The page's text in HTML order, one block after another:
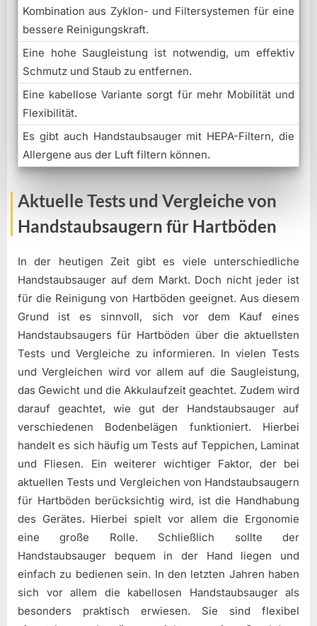
Kombination aus Zyklon- und Filtersystemen für eine
bessere Reinigungskraft.
Eine hohe Saugleistung ist notwendig, um effektiv
Schmutz und Staub zu entfernen.
Eine kabellose Variante sorgt für mehr Mobilität und
Flexibilität.
Es gibt auch Handstaubsauger mit HEPA-Filtern, die
Allergene aus der Luft filtern können.
Aktuelle Tests und Vergleiche von
Handstaubsaugern für Hartböden
In der heutigen Zeit gibt es viele unterschiedliche
Handstaubsauger auf dem Markt. Doch nicht jeder ist
für die Reinigung von Hartböden geeignet. Aus diesem
Grund ist es sinnvoll, sich vor dem Kauf eines
Handstaubsaugers für Hartböden über die aktuellsten
Tests und Vergleiche zu informieren. In vielen Tests
und Vergleichen wird vor allem auf die Saugleistung,
das Gewicht und die Akkulaufzeit geachtet. Zudem wird
darauf geachtet, wie gut der Handstaubsauger auf
verschiedenen Bodenbelägen funktioniert. Hierbei
handelt es sich häufig um Tests auf Teppichen, Laminat
und Fliesen. Ein weiterer wichtiger Faktor, der bei
aktuellen Tests und Vergleichen von Handstaubsaugern
für Hartböden berücksichtig wird, ist die Handhabung
des Gerätes. Hierbei spielt vor allem die Ergonomie
eine große Rolle. Schließlich sollte der
Handstaubsauger bequem in der Hand liegen und
einfach zu bedienen sein. In den letzten Jahren haben
sich vor allem die kabellosen Handstaubsauger als
besonders praktisch erwiesen. Sie sind flexibel